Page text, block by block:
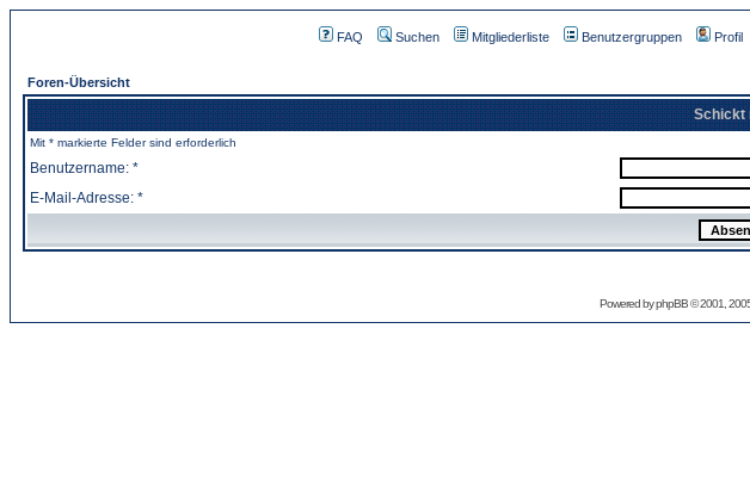
FAQ Suchen Mitgliederliste Benutzergruppen Profil
Foren-Übersicht
Schickt
Mit * markierte Felder sind erforderlich
Benutzername: *
E-Mail-Adresse: *
Powered byphpBB© 2001,